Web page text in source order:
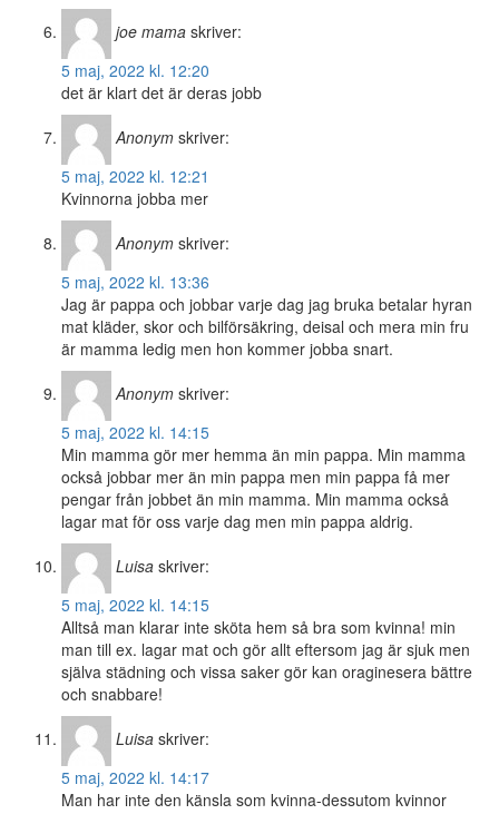
joe mama skriver:
5 maj, 2022 kl. 12:20
det är klart det är deras jobb
Anonym skriver:
5 maj, 2022 kl. 12:21
Kvinnorna jobba mer
Anonym skriver:
5 maj, 2022 kl. 13:36
Jag är pappa och jobbar varje dag jag bruka betalar hyran
mat kläder, skor och bilförsäkring, deisal och mera min fru
är mamma ledig men hon kommer jobba snart.
Anonym skriver:
5 maj, 2022 kl. 14:15
Min mamma gör mer hemma än min pappa. Min mamma
också jobbar mer än min pappa men min pappa få mer
pengar från jobbet än min mamma. Min mamma också
lagar mat för oss varje dag men min pappa aldrig.
Luisa skriver:
5 maj, 2022 kl. 14:15
Alltså man klarar inte sköta hem så bra som kvinna! min
man till ex. lagar mat och gör allt eftersom jag är sjuk men
själva städning och vissa saker gör kan oraginesera bättre
och snabbare!
Luisa skriver:
5 maj, 2022 kl. 14:17
Man har inte den känsla som kvinna-dessutom kvinnor